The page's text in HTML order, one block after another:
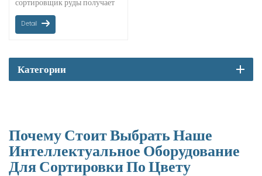
сортировщик руды получает
данные об атомном номере
минералов внутри руды,
передачи выбранной руды,
сортировочная машина
устанавливает модель
распознавания,
идентифицирует руды и дери,
а затем запускает
Detail
Категории
Почему Стоит Выбрать Наше
Интеллектуальное Оборудование
Для Сортировки По Цвету